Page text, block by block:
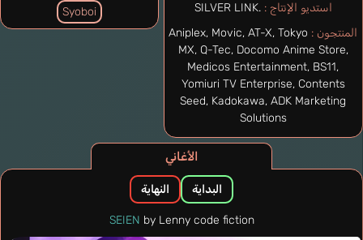
استديو الإنتاج : SILVER LINK.
المنتجون : Aniplex, Movic, AT-X, Tokyo
MX, Q-Tec, Docomo Anime Store,
Medicos Entertainment, BS11,
Yomiuri TV Enterprise, Contents
Seed, Kadokawa, ADK Marketing
Solutions
الأغاني
البداية النهاية
SEIEN by Lenny code fiction
Syoboi